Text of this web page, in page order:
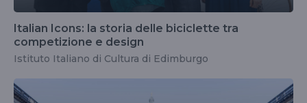
Italian Icons: la storia delle biciclette tra
competizione e design
Istituto Italiano di Cultura di Edimburgo